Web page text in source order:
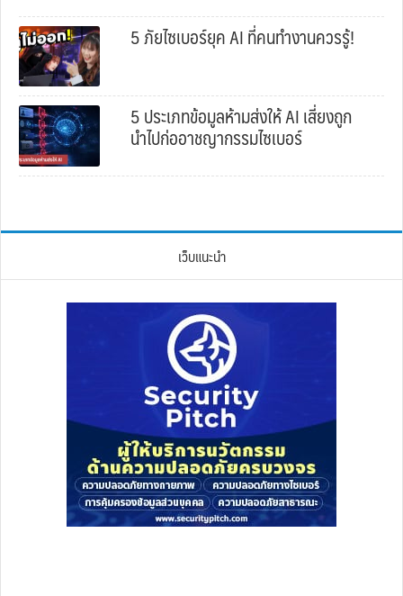
5 ภัยไซเบอร์ยุค AI ที่คนทำงานควรรู้!
5 ประเภทข้อมูลห้ามส่งให้ AI เสี่ยงถูก
นำไปก่ออาชญากรรมไซเบอร์
เว็บแนะนำ